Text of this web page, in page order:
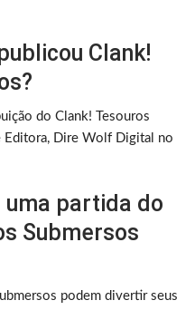
Clank!
do Clank! Tesouros
Editora, Dire Wolf Digital no
uma partida do
Submersos
podem divertir seus